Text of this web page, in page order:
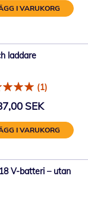
I VARUKORG
laddare
(1)
SEK
I VARUKORG
V-batteri – utan